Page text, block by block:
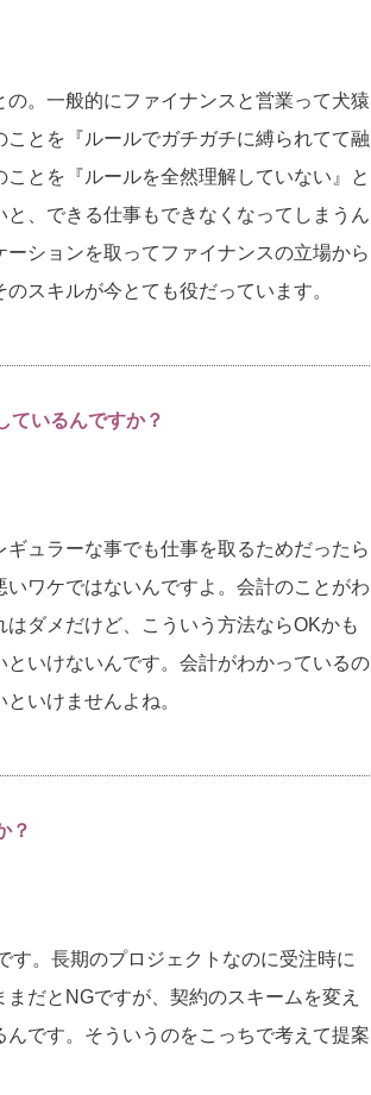
。一般的にファイナンスと営業って犬猿
とを『ルールでガチガチに縛られてて融
とを『ルールを全然理解していない』と
、できる仕事もできなくなってしまうん
ションを取ってファイナンスの立場から
スキルが今とても役だっています。
ているんですか？
ュラーな事でも仕事を取るためだったら
ワケではないんですよ。会計のことがわ
ダメだけど、こういう方法ならOKかも
いけないんです。会計がわかっているの
いけませんよね。
？
。長期のプロジェクトなのに受注時に
だとNGですが、契約のスキームを変え
です。そういうのをこっちで考えて提案